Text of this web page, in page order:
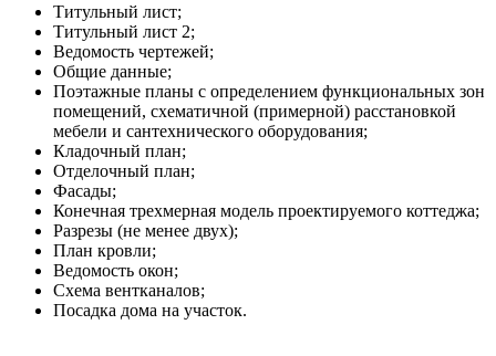
Титульный лист;
Титульный лист 2;
Ведомость чертежей;
Общие данные;
Поэтажные планы с определением функциональных зон
помещений, схематичной (примерной) расстановкой
мебели и сантехнического оборудования;
Кладочный план;
Отделочный план;
Фасады;
Конечная трехмерная модель проектируемого коттеджа;
Разрезы (не менее двух);
План кровли;
Ведомость окон;
Схема вентканалов;
Посадка дома на участок.